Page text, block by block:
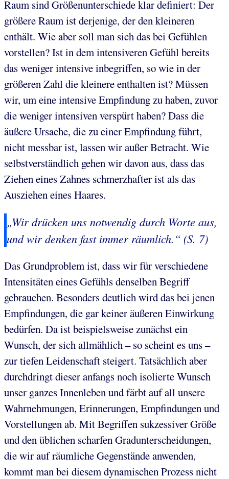
Raum sind Größenunterschiede klar definiert: Der
größere Raum ist derjenige, der den kleineren
enthält. Wie aber soll man sich das bei Gefühlen
vorstellen? Ist in dem intensiveren Gefühl bereits
das weniger intensive inbegriffen, so wie in der
größeren Zahl die kleinere enthalten ist? Müssen
wir, um eine intensive Empfindung zu haben, zuvor
die weniger intensiven verspürt haben? Dass die
äußere Ursache, die zu einer Empfindung führt,
nicht messbar ist, lassen wir außer Betracht. Wie
selbstverständlich gehen wir davon aus, dass das
Ziehen eines Zahnes schmerzhafter ist als das
Ausziehen eines Haares.
„Wir drücken uns notwendig durch Worte aus,
und wir denken fast immer räumlich.“ (S. 7)
Das Grundproblem ist, dass wir für verschiedene
Intensitäten eines Gefühls denselben Begriff
gebrauchen. Besonders deutlich wird das bei jenen
Empfindungen, die gar keiner äußeren Einwirkung
bedürfen. Da ist beispielsweise zunächst ein
Wunsch, der sich allmählich – so scheint es uns –
zur tiefen Leidenschaft steigert. Tatsächlich aber
durchdringt dieser anfangs noch isolierte Wunsch
unser ganzes Innenleben und färbt auf all unsere
Wahrnehmungen, Erinnerungen, Empfindungen und
Vorstellungen ab. Mit Begriffen sukzessiver Größe
und den üblichen scharfen Gradunterscheidungen,
die wir auf räumliche Gegenstände anwenden,
kommt man bei diesem dynamischen Prozess nicht